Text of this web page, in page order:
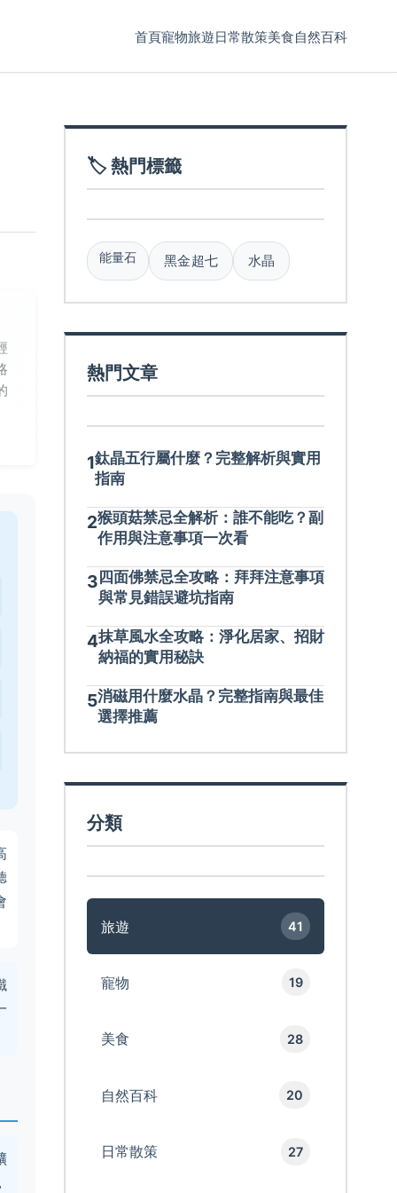
首頁寵物旅遊日常散策美食自然百科
🏷️ 熱門標籤
能量石 黑金超七 水晶
熱門文章
1鈦晶五行屬什麼？完整解析與實用
指南
2猴頭菇禁忌全解析：誰不能吃？副
作用與注意事項一次看
3 四面佛禁忌全攻略：拜拜注意事項
與常見錯誤避坑指南
4抹草風水全攻略：淨化居家、招財
納福的實用秘訣
5消磁用什麼水晶？完整指南與最佳
選擇推薦
分類
旅遊 41
寵物 19
美食 28
自然百科 20
日常散策 27